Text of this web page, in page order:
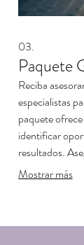
03.
Paquete
Reciba
especialistas
paquete
identificar
resultados.
experiencia y
Mostrar más